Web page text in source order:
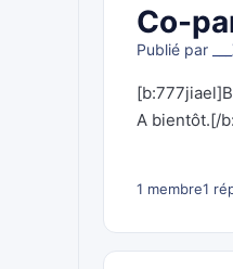
Co-
Publié par
A bientôt.[/
1 membre1